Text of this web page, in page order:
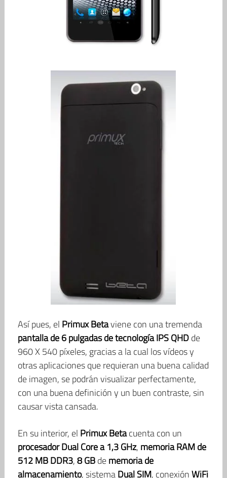
Así pues, el Primux Betaviene con una tremenda
pantalla de 6 pulgadas de tecnología IPS QHDde
960 X 540 píxeles, gracias a la cual los vídeos y
otras aplicaciones que requieran una buena calidad
de imagen, se podrán visualizar perfectamente,
con una buena definición y un buen contraste, sin
causar vista cansada.
En su interior, el Primux Betacuenta con un
procesador Dual Core a 1,3 GHz, memoria RAM de
512 MB DDR3,8 GBdememoria de
almacenamiento, sistemaDual SIM, conexiónWiFi